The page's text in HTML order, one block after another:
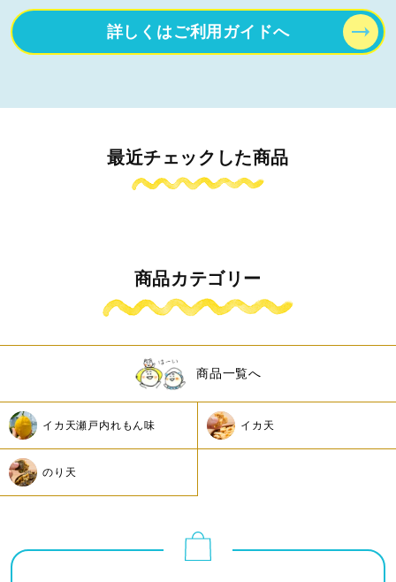
詳しくはご利用ガイドへ
最近チェックした商品
商品カテゴリー
商品一覧へ
イカ天瀬戸内れもん味 イカ天
のり天